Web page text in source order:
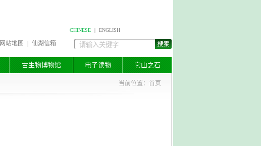
CHINESE | ENGLISH
网站地图 仙湖信箱
古生物博物馆 电子读物 它山之石
当前位置： 首页